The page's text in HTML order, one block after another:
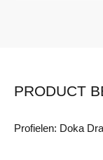
PRODUCT
Profielen: Doka